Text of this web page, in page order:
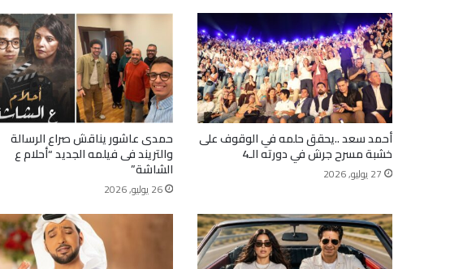
أحمد سعد ..يحقق حلمه في الوقوف على
خشبة مسرح جرش في دورته الـ4
27 يوليو, 2026
حمدى عاشور يناقش صراع الرسالة
والتريند فى فيلمه الجديد “أحلام ع
الشاشة”
26 يوليو, 2026